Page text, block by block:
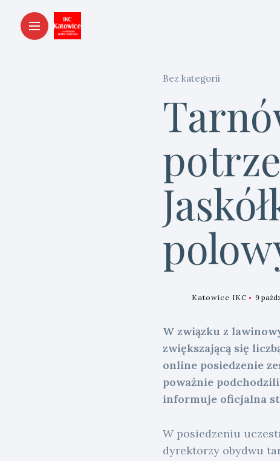
Bez kategorii
Katowice IKC 9
W związku z
zwiększającą się
online posiedzenie
poważnie
informuje oficjalna
W posiedzeniu
dyrektorzy obydwu